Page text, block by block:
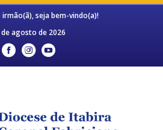
irmão(ã), seja bem-vindo(a)!
agosto de 2026